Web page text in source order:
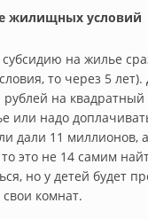
жилищных условий
на жилье
то через 5 лет).
на квадратный
или надо
дали 11 миллионов,
это не 14 самим
но у детей будет
комнат.